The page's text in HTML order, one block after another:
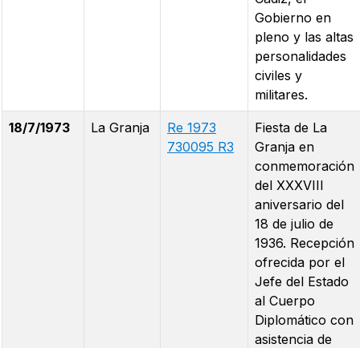
Gobierno en
pleno y las altas
personalidades
civiles y
militares.
18/7/1973 La Granja
Re 1973
730095 R3
Fiesta de La
Granja en
conmemoración
del XXXVIII
aniversario del
18 de julio de
1936. Recepción
ofrecida por el
Jefe del Estado
al Cuerpo
Diplomático con
asistencia de